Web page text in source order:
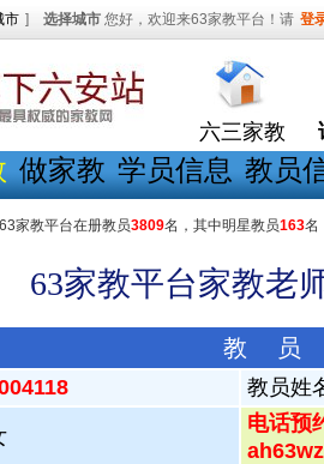
市 ] 选择城市 您好，欢迎来63家教平台！请 登
六三家教
做家教 学员信息 教员
家教平台在册教员3809名，其中明星教员163名
63家教平台家教老
教 员
教员姓
电话预